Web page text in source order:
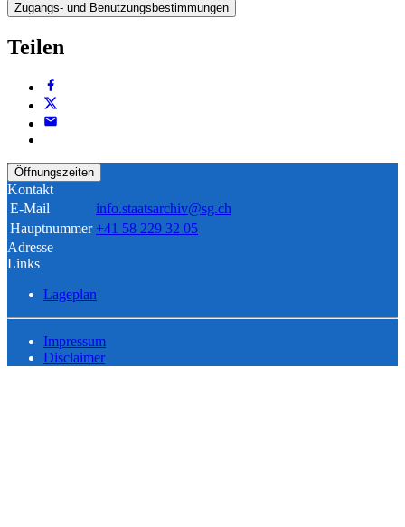
Zugangs- und Benutzungsbestimmungen
Teilen
Öffnungszeiten
Kontakt
E-Mail
info.staatsarchiv@sg.ch
Hauptnummer +41 58 229 32 05
Adresse
Links
Lageplan
Impressum
Disclaimer